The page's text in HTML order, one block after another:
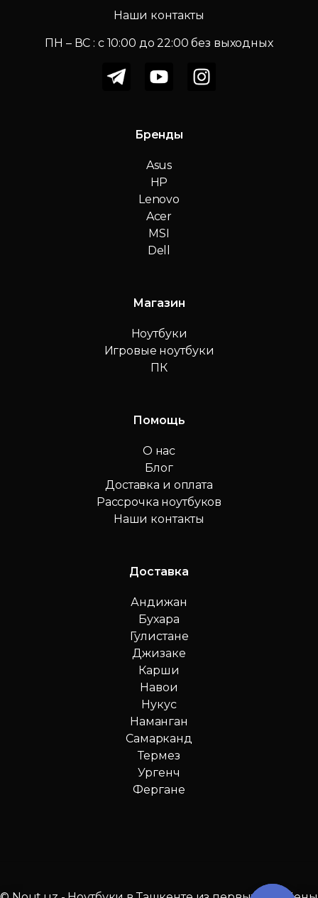
Наши контакты
ПН – ВС : c 10:00 до 22:00 без выходных
Бренды
Asus
HP
Lenovo
Acer
MSI
Dell
Магазин
Ноутбуки
Игровые ноутбуки
ПК
Помощь
О нас
Блог
Доставка и оплата
Рассрочка ноутбуков
Наши контакты
Доставка
Андижан
Бухара
Гулистане
Джизаке
Карши
Навои
Нукус
Наманган
Самарканд
Термез
Ургенч
Фергане